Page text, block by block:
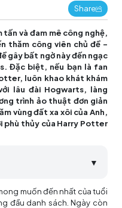
Share
tấn và đam mê công nghệ,
thăm công viên chủ đề -
gây bất ngờ này đến ngạc
Đặc biệt, nếu bạn là fan
luôn khao khát khám
lâu đài Hogwarts, làng
trình ảo thuật đơn giản
vùng đất xa xôi của Anh,
phù thủy của Harry Potter
▼
muốn đến nhất của tuổi
đầu danh sách. Ngày còn